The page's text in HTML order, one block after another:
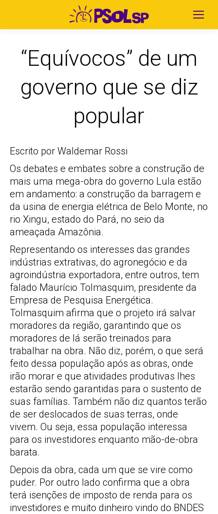
“Equívocos” de um
governo que se diz
popular
Escrito por Waldemar Rossi
Os debates e embates sobre a construção de
mais uma mega-obra do governo Lula estão
em andamento: a construção da barragem e
da usina de energia elétrica de Belo Monte, no
rio Xingu, estado do Pará, no seio da
ameaçada Amazônia.
Representando os interesses das grandes
indústrias extrativas, do agronegócio e da
agroindústria exportadora, entre outros, tem
falado Maurício Tolmasquim, presidente da
Empresa de Pesquisa Energética.
Tolmasquim afirma que o projeto irá salvar
moradores da região, garantindo que os
moradores de lá serão treinados para
trabalhar na obra. Não diz, porém, o que será
feito dessa população após as obras, onde
irão morar e que atividades produtivas lhes
estarão sendo garantidas para o sustento de
suas famílias. Também não diz quantos terão
de ser deslocados de suas terras, onde
vivem. Ou seja, essa população interessa
para os investidores enquanto mão-de-obra
barata.
Depois da obra, cada um que se vire como
puder. Por outro lado confirma que a obra
terá isenções de imposto de renda para os
investidores e muito dinheiro vindo do BNDES